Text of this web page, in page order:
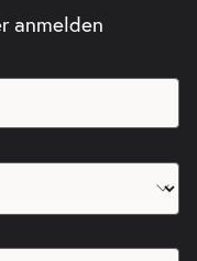
anmelden